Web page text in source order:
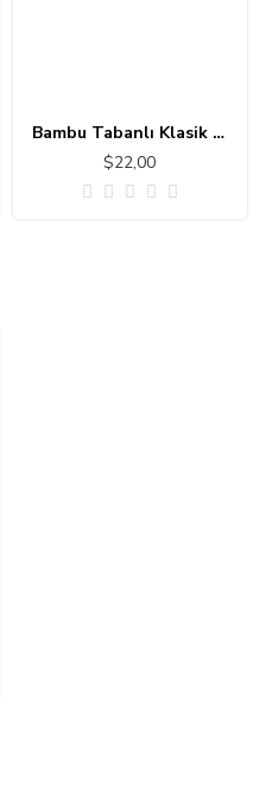
Bambu Tabanlı Klasik Halı MS109
$22,00